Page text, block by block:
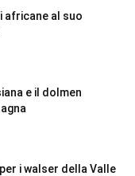
africane al suo
e il dolmen
i walser della Valle